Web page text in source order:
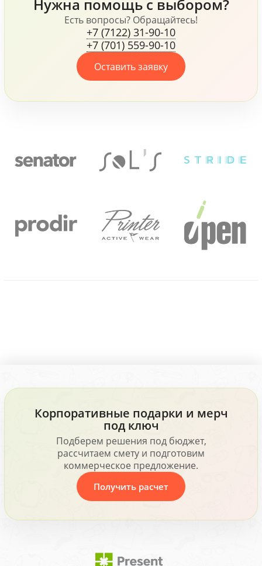
все это говорит о том,
что компания, не
жалеет средств для
своих сотрудников.
Нужна помощь с выбором?
Есть вопросы? Обращайтесь!
+7 (7122) 31-90-10
+7 (701) 559-90-10
Оставить заявку
Корпоративные подарки и мерч
под ключ
Подберем решения под бюджет,
рассчитаем смету и подготовим
коммерческое предложение.
Получить расчет